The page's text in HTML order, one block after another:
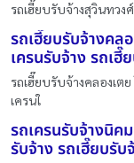
รถเฮี๊ยบรับจ้างสุวินทวง
รถเฮี๊ยบรับจ้างคล
เครนรับจ้าง รถเฮี๊
รถเฮี๊ยบรับจ้างคลองเต
เครนใ
รถเครนรับจ้างนิค
รับจ้าง รถเฮี๊ยบรับ